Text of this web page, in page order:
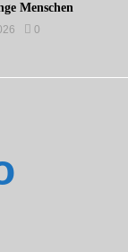
Menschen
0